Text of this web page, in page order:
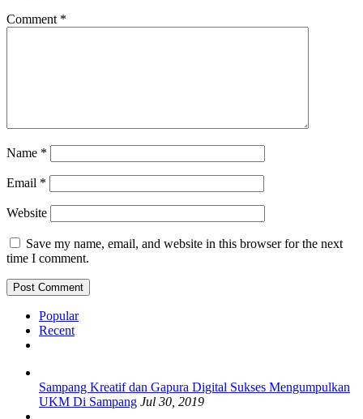
Comment *
Name *
Email *
Website
Save my name, email, and website in this browser for the next
time I comment.
Popular
Recent
Sampang Kreatif dan Gapura Digital Sukses Mengumpulkan
UKM Di Sampang Jul 30, 2019